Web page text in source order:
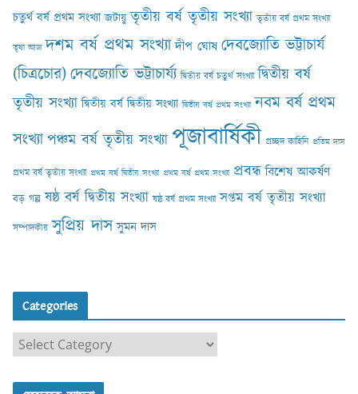
চতুর্থ বর্ষ প্রথম সংখ্যা জটায়ু তৃতীয় বর্ষ তৃতীয় সংখ্যা তৃতীয় বর্ষ প্রথম সংখ্যা
তৃষা আঢ‍্য দশম বর্ষ প্রথম সংখ্যা দীপ ঘোষ দেবজ্যোতি ভট্টাচার্য
(চিত্রচোর)দেবজ্যোতি ভট্টাচার্য্য দ্বিতীয় বর্ষ চতুর্থ সংখ্যা দ্বিতীয় বর্ষ
তৃতীয় সংখ্যা দ্বিতীয় বর্ষ দ্বিতীয় সংখ্যা দ্বিতীয় বর্ষ প্রথম সংখ্যা নবম বর্ষ প্রথম
সংখ্যাপঞ্চম বর্ষ তৃতীয় সংখ্যা পূজাবার্ষিকী প্রচ্ছদ কাহিনি প্রতিম দাস
প্রথম বর্ষ তৃতীয় সংখ্যা প্রথম বর্ষ দ্বিতীয় সংখ্যা প্রথম বর্ষ প্রথম সংখ্যা প্রবন্ধ বিশেষ আকর্ষণ
বড় গল্প ষষ্ঠ বর্ষ দ্বিতীয় সংখ্যা ষষ্ঠ বর্ষ প্রথম সংখ্যা সপ্তম বর্ষ তৃতীয় সংখ্যা
সম্পাদকীয় সুপ্রিয় দাস সুমন দাস
Categories
a
t